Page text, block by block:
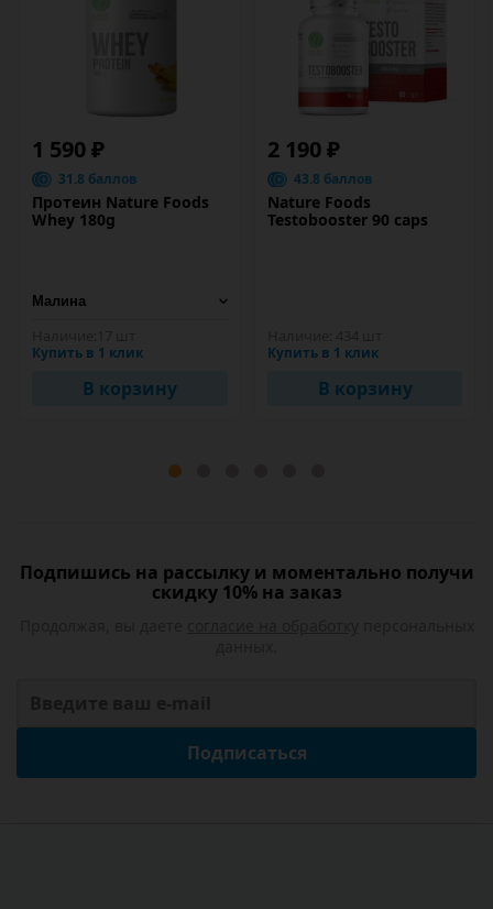
1 590 ₽
31.8 баллов
Протеин Nature Foods
Whey 180g
Купить в 1 клик
В корзину
2 190 ₽
43.8 баллов
Nature Foods
Testobooster 90 caps
Купить в 1 клик
В корзину
Подпишись на рассылку и моментально получи
скидку 10% на заказ
Подписаться